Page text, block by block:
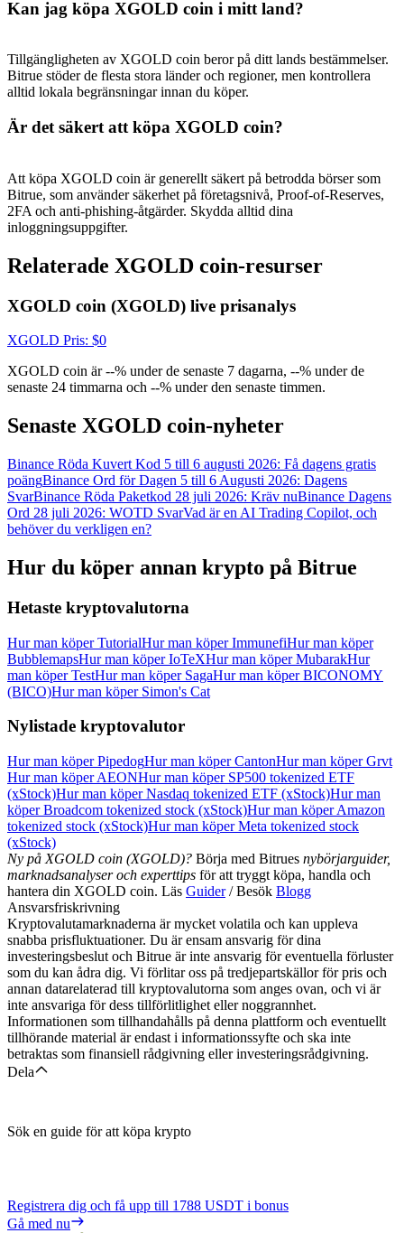
USDT New User Exclusive 10% APR
Belöningscenter
Logga inBli Medlem
Kan jag köpa XGOLD coin i mitt land?
Tillgängligheten av XGOLD coin beror på ditt lands bestämmelser.
Bitrue stöder de flesta stora länder och regioner, men kontrollera
alltid lokala begränsningar innan du köper.
Är det säkert att köpa XGOLD coin?
Att köpa XGOLD coin är generellt säkert på betrodda börser som
Bitrue, som använder säkerhet på företagsnivå, Proof-of-Reserves,
2FA och anti-phishing-åtgärder. Skydda alltid dina
inloggningsuppgifter.
Relaterade XGOLD coin-resurser
XGOLD coin (XGOLD) live prisanalys
XGOLD Pris: $0
XGOLD coin är --% under de senaste 7 dagarna, --% under de
senaste 24 timmarna och --% under den senaste timmen.
Senaste XGOLD coin-nyheter
Binance Röda Kuvert Kod 5 till 6 augusti 2026: Få dagens gratis
poängBinance Ord för Dagen 5 till 6 Augusti 2026: Dagens
SvarBinance Röda Paketkod 28 juli 2026: Kräv nuBinance Dagens
Ord 28 juli 2026: WOTD SvarVad är en AI Trading Copilot, och
behöver du verkligen en?
Hur du köper annan krypto på Bitrue
Hetaste kryptovalutorna
Hur man köper TutorialHur man köper ImmunefiHur man köper
BubblemapsHur man köper IoTeXHur man köper MubarakHur
man köper TestHur man köper SagaHur man köper BICONOMY
(BICO)Hur man köper Simon's Cat
Nylistade kryptovalutor
Hur man köper PipedogHur man köper CantonHur man köper Grvt
Hur man köper AEONHur man köper SP500 tokenized ETF
(xStock)Hur man köper Nasdaq tokenized ETF (xStock)Hur man
köper Broadcom tokenized stock (xStock)Hur man köper Amazon
tokenized stock (xStock)Hur man köper Meta tokenized stock
(xStock)
Ny på XGOLD coin (XGOLD)? Börja med Bitrues nybörjarguider,
marknadsanalyser och experttips för att tryggt köpa, handla och
hantera din XGOLD coin. Läs Guider/ Besök Blogg
Ansvarsfriskrivning
Kryptovalutamarknaderna är mycket volatila och kan uppleva
snabba prisfluktuationer. Du är ensam ansvarig för dina
investeringsbeslut och Bitrue är inte ansvarig för eventuella förluster
som du kan ådra dig. Vi förlitar oss på tredjepartskällor för pris och
annan datarelaterad till kryptovalutorna som anges ovan, och vi är
inte ansvariga för dess tillförlitlighet eller noggrannhet.
Informationen som tillhandahålls på denna plattform och eventuellt
tillhörande material är endast i informationssyfte och ska inte
betraktas som finansiell rådgivning eller investeringsrådgivning.
Dela
Sök en guide för att köpa krypto
Registrera dig och få upp till 1788 USDT i bonus
Gå med nu